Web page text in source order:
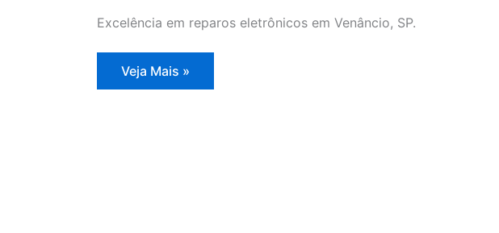
Excelência em reparos eletrônicos em Venâncio, SP.
Assistência
Técnica
Veja Mais »